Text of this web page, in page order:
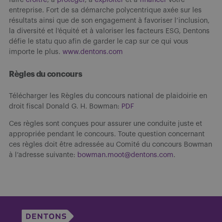
entreprise. Fort de sa démarche polycentrique axée sur les
résultats ainsi que de son engagement à favoriser l’inclusion,
la diversité et l’équité et à valoriser les facteurs ESG, Dentons
défie le statu quo afin de garder le cap sur ce qui vous
importe le plus. www.dentons.com
Règles du concours
Télécharger les Règles du concours national de plaidoirie en
droit fiscal Donald G. H. Bowman: PDF
Ces règles sont conçues pour assurer une conduite juste et
appropriée pendant le concours. Toute question concernant
ces règles doit être adressée au Comité du concours Bowman
à l’adresse suivante: bowman.moot@dentons.com.